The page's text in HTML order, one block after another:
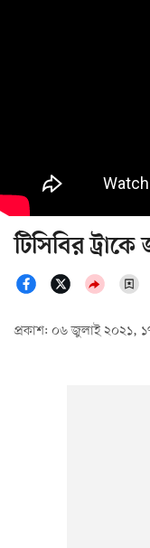
টিসিবির
প্রকাশ: ০৬ জুলাই ২০২১,